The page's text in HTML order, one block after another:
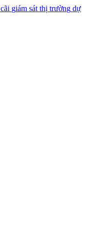
cãi giám sát thị trường dự